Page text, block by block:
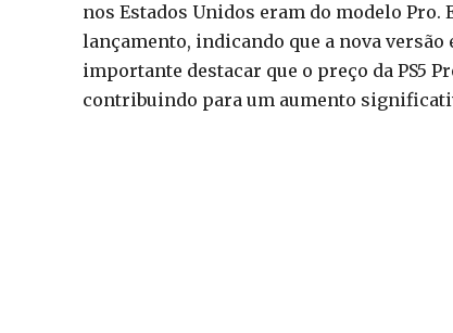
nos Estados Unidos eram do modelo Pro.
lançamento, indicando que a nova versão
importante destacar que o preço da PS5
contribuindo para um aumento